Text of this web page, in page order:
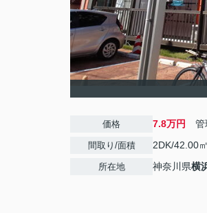
価格 7.8万円 管
間取り/面積 2DK/42.00㎡
所在地 神奈川県横